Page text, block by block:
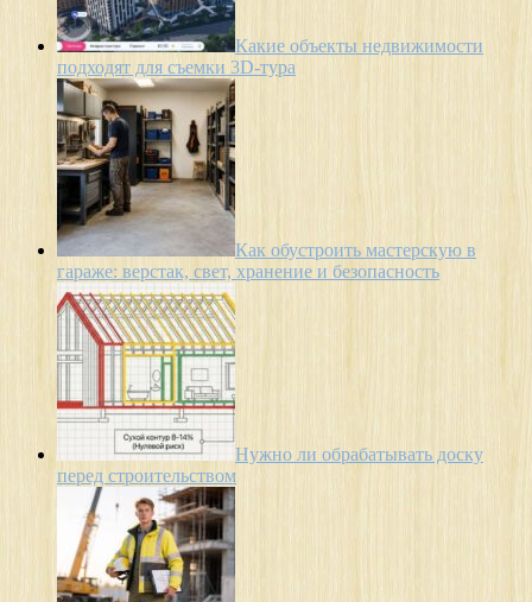
Какие объекты недвижимости
подходят для съемки 3D-тура
Как обустроить мастерскую в
гараже: верстак, свет, хранение и безопасность
Нужно ли обрабатывать доску
перед строительством